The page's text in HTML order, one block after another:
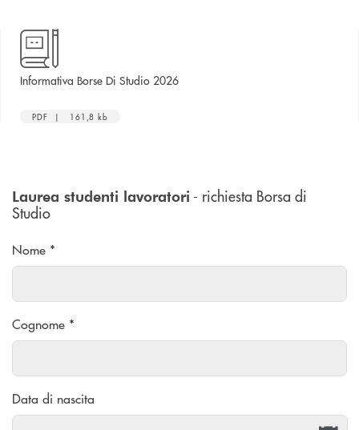
Informativa Borse Di Studio 2026apre una nuova finestra
PDF | 161,8 kb
Laurea studenti lavoratori - richiesta Borsa di
Studio
Nome *
Cognome *
Data di nascita